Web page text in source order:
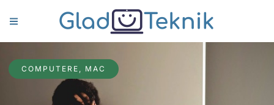
COMPUTERE , MAC